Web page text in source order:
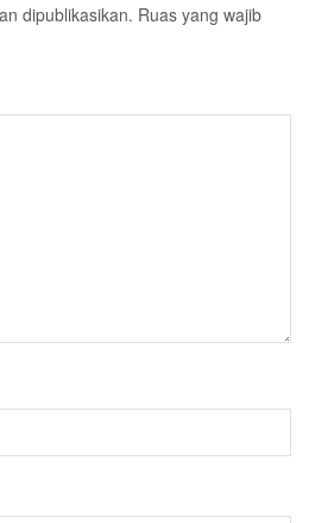
dipublikasikan. Ruas yang wajib